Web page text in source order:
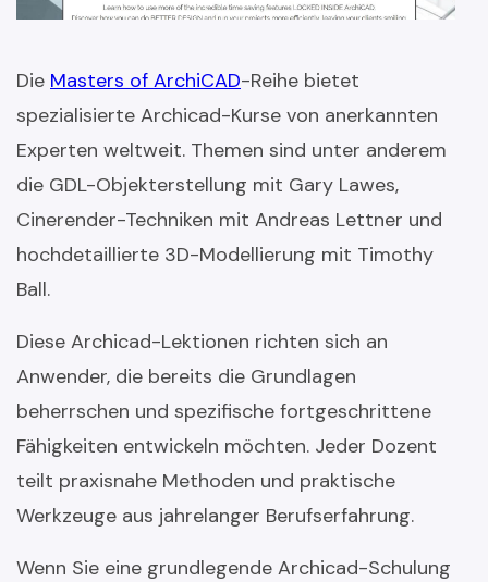
Die Masters of ArchiCAD-Reihe bietet
spezialisierte Archicad-Kurse von anerkannten
Experten weltweit. Themen sind unter anderem
die GDL-Objekterstellung mit Gary Lawes,
Cinerender-Techniken mit Andreas Lettner und
hochdetaillierte 3D-Modellierung mit Timothy
Ball.
Diese Archicad-Lektionen richten sich an
Anwender, die bereits die Grundlagen
beherrschen und spezifische fortgeschrittene
Fähigkeiten entwickeln möchten. Jeder Dozent
teilt praxisnahe Methoden und praktische
Werkzeuge aus jahrelanger Berufserfahrung.
Wenn Sie eine grundlegende Archicad-Schulung